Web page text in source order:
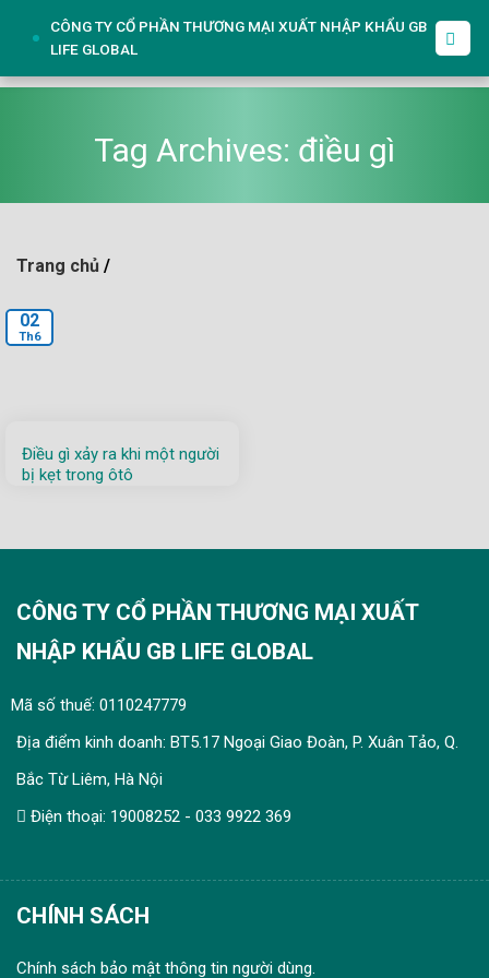
CÔNG TY CỔ PHẦN THƯƠNG MẠI XUẤT NHẬP KHẨU GB
LIFE GLOBAL
Tag Archives: điều gì
Trang chủ /
Điều gì xảy ra khi một người
bị kẹt trong ôtô
02
Th6
CÔNG TY CỔ PHẦN THƯƠNG MẠI XUẤT
NHẬP KHẨU GB LIFE GLOBAL
Mã số thuế: 0110247779
Địa điểm kinh doanh: BT5.17 Ngoại Giao Đoàn, P. Xuân Tảo, Q.
Bắc Từ Liêm, Hà Nội
Điện thoại: 19008252 - 033 9922 369
CHÍNH SÁCH
Chính sách bảo mật thông tin người dùng.